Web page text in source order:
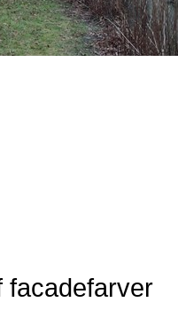
facadefarver